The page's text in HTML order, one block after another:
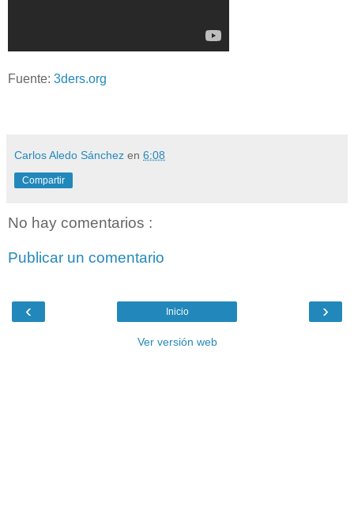
Fuente: 3ders.org
Carlos Aledo Sánchez en 6:08
Compartir
No hay comentarios :
Publicar un comentario
‹ ›
Inicio
Ver versión web